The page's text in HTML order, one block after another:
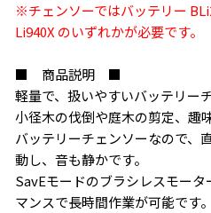
※チェンソーではバッテリー
Li940X のいずれかが必要です。
■ 商品説明 ■
軽量で、扱いやすいバッテリー
小径木の伐倒や庭木の剪定、趣
バッテリーチェンソーなので、
動し、音も静かです。
SavEモードのブラシレスモー
マンスで長時間作業が可能です。